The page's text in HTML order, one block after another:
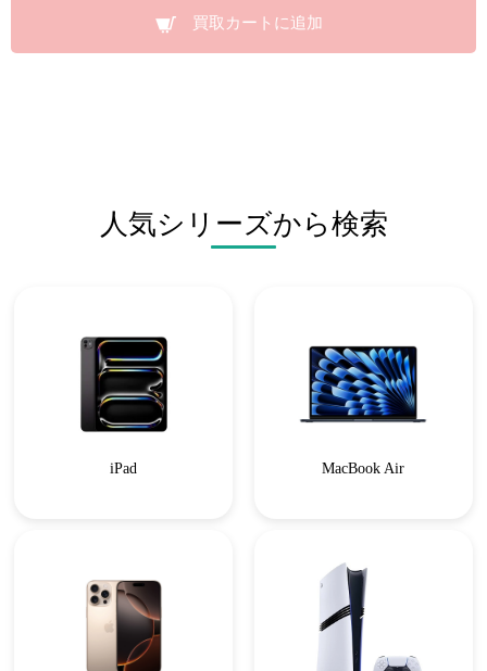
買取カートに追加
人気シリーズから検索
iPad MacBook Air